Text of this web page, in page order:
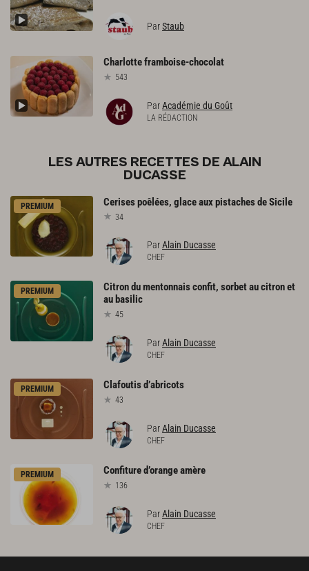
ParStaub
Charlotteframboise-chocolat
543
ParAcadémie du Goût
LA RÉDACTION
LES AUTRES RECETTES DE ALAIN
DUCASSE
PREMIUM Cerisespoêlées, glaceauxpistachesdeSicile
34
ParAlain Ducasse
CHEF
PREMIUM Citrondumentonnaisconfit, sorbetaucitronet
au basilic
45
ParAlain Ducasse
CHEF
PREMIUM Clafoutisd’abricots
43
ParAlain Ducasse
CHEF
PREMIUM Confitured’orangeamère
136
ParAlain Ducasse
CHEF